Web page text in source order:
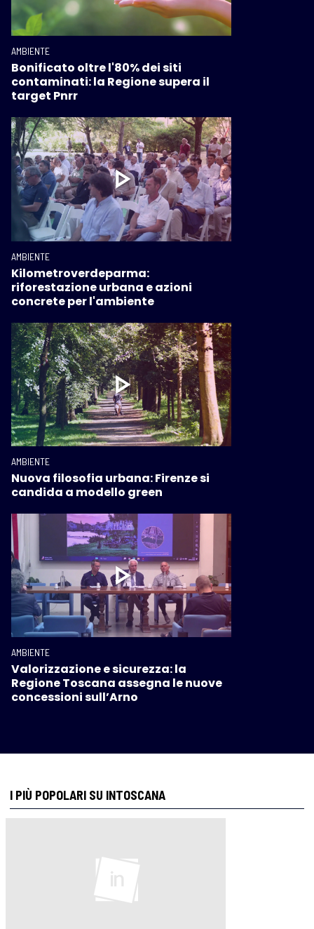
AMBIENTE
Bonificato oltre l'80% dei siti
contaminati: la Regione supera il
target Pnrr
AMBIENTE
Kilometroverdeparma:
riforestazione urbana e azioni
concrete per l'ambiente
AMBIENTE
Nuova filosofia urbana: Firenze si
candida a modello green
AMBIENTE
Valorizzazione e sicurezza: la
Regione Toscana assegna le nuove
concessioni sull’Arno
I PIÙ POPOLARI SU INTOSCANA